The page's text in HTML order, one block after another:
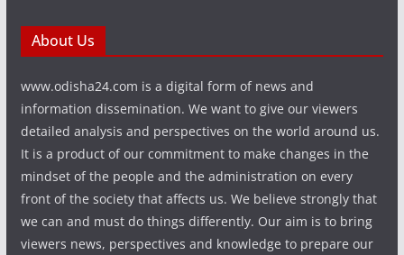
About Us
www.odisha24.com is a digital form of news and
information dissemination. We want to give our viewers
detailed analysis and perspectives on the world around us.
It is a product of our commitment to make changes in the
mindset of the people and the administration on every
front of the society that affects us. We believe strongly that
we can and must do things differently. Our aim is to bring
viewers news, perspectives and knowledge to prepare our